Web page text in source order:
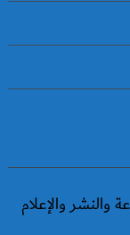
والإعلام